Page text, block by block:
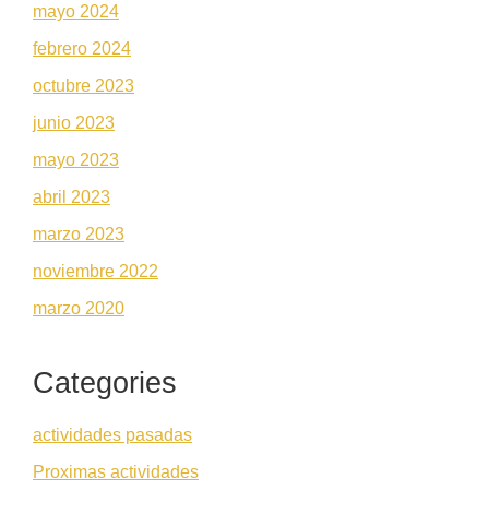
mayo 2024
febrero 2024
octubre 2023
junio 2023
mayo 2023
abril 2023
marzo 2023
noviembre 2022
marzo 2020
Categories
actividades pasadas
Proximas actividades